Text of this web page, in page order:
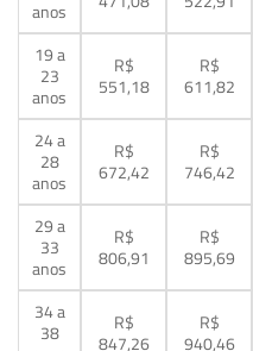
anos
19 a
23
anos
R$
551,18
R$
611,82
24 a
28
anos
R$
672,42
R$
746,42
29 a
33
anos
R$
806,91
R$
895,69
34 a
38
R$
847,26
R$
940,46